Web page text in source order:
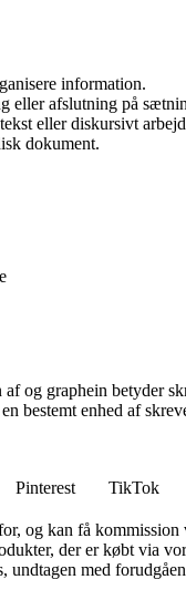
information.
eller afslutning på
eller diskursivt
dokument.
og graphein betyder
bestemt enhed af
Pinterest TikTok
og kan få kommission
der er købt via
undtagen med